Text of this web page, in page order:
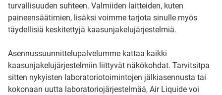
turvallisuuden suhteen. Valmiiden laitteiden, kuten
paineensäätimien, lisäksi voimme tarjota sinulle myös
täydellisiä keskitettyjä kaasunjakelujärjestelmiä.
Asennussuunnittelupalvelumme kattaa kaikki
kaasunjakelujärjestelmiin liittyvät näkökohdat. Tarvitsitpa
sitten nykyisten laboratoriotoimintojen jälkiasennusta tai
kokonaan uutta laboratoriojärjestelmää, Air Liquide voi